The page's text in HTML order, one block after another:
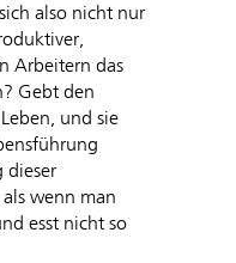
also nicht nur
Arbeitern das
Gebt den
und sie
dieser
wenn man
esst nicht so